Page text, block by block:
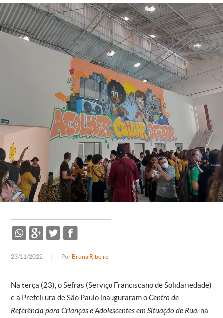
23/11/2022 Por Bruna Ribeiro
Na terça (23), o Sefras (Serviço Franciscano de Solidariedade)
e a Prefeitura de São Paulo inauguraram oCentro de
Referência para Crianças e Adolescentes em Situação de Rua, na